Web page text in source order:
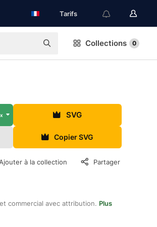
Tarifs
Collections 0
SVG
Copier SVG
à la collection Partager
commercial avec attribution. Plus